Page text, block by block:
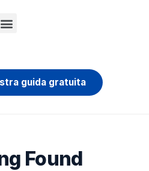
guida gratuita
Found